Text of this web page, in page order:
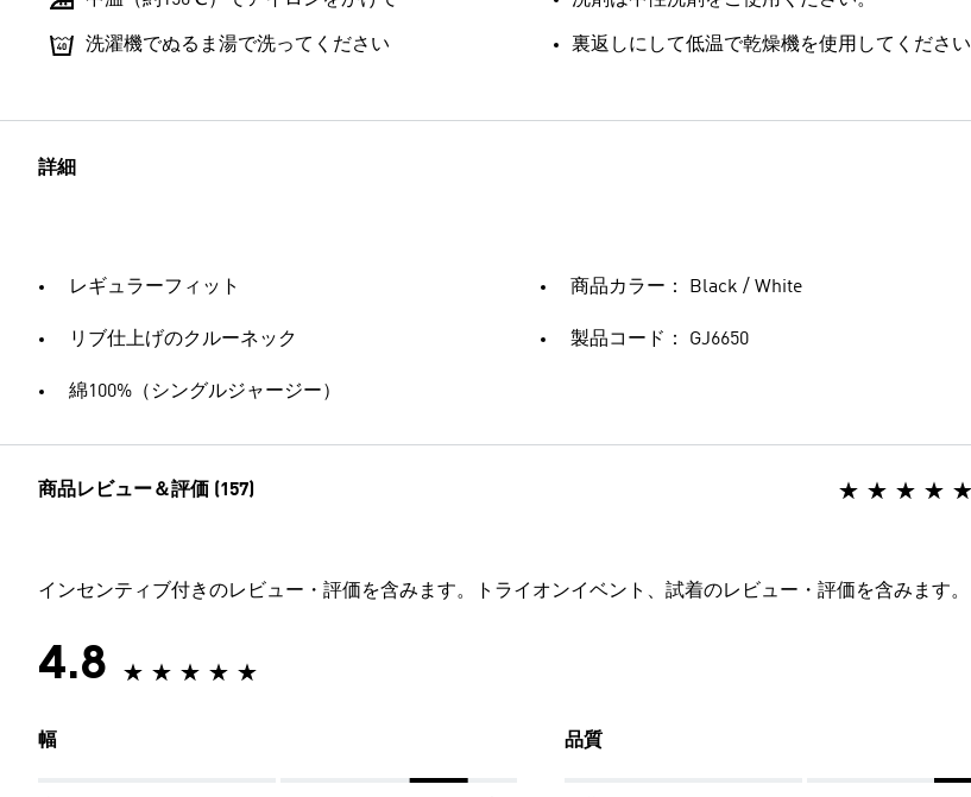
洗濯機でぬるま湯で洗ってください 裏返しにして低温で乾燥機を使用してください
詳細
レギュラーフィット
リブ仕上げのクルーネック
綿100%（シングルジャージー）
商品カラー： Black / White
製品コード： GJ6650
商品レビュー＆評価 (157)
インセンティブ付きのレビュー・評価を含みます。トライオンイベント、試着のレビュー・評価を含みます。
4.8
幅 品質